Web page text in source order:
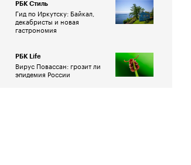
РБК Стиль
Гид по Иркутску: Байкал,
декабристы и новая
гастрономия
РБК Life
Вирус Повассан: грозит ли
эпидемия России